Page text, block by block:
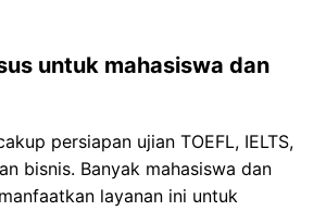
untuk mahasiswa dan
persiapan ujian TOEFL, IELTS,
bisnis. Banyak mahasiswa dan
layanan ini untuk